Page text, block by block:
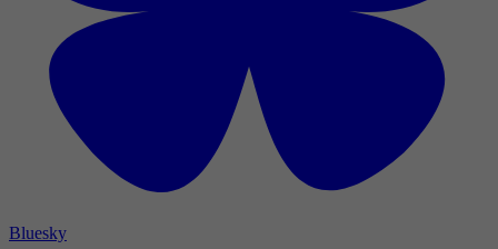
Bluesky